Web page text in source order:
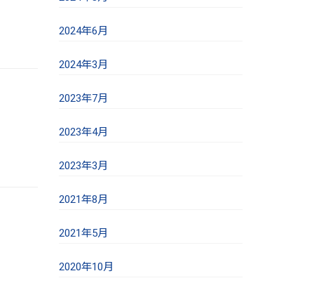
2024年6月
2024年3月
2023年7月
2023年4月
2023年3月
2021年8月
2021年5月
2020年10月